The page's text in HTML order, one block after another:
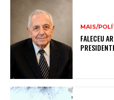
MAIS/
FALECEU